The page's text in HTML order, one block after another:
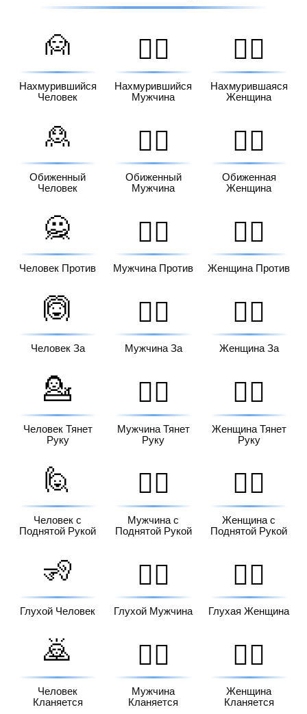
🙍
Нахмурившийся
Человек
🙍‍♂️
Нахмурившийся
Мужчина
🙍‍♀️
Нахмурившаяся
Женщина
🙎
Обиженный
Человек
🙎‍♂️
Обиженный
Мужчина
🙎‍♀️
Обиженная
Женщина
🙅
Человек Против
🙅‍♂️
Мужчина Против
🙅‍♀️
Женщина Против
🙆
Человек За
🙆‍♂️
Мужчина За
🙆‍♀️
Женщина За
💁
Человек Тянет
Руку
💁‍♂️
Мужчина Тянет
Руку
💁‍♀️
Женщина Тянет
Руку
🙋
Человек с
Поднятой Рукой
🙋‍♂️
Мужчина с
Поднятой Рукой
🙋‍♀️
Женщина с
Поднятой Рукой
🧏
Глухой Человек
🧏‍♂️
Глухой Мужчина
🧏‍♀️
Глухая Женщина
🙇
Человек
Кланяется
🙇‍♂️
Мужчина
Кланяется
🙇‍♀️
Женщина
Кланяется